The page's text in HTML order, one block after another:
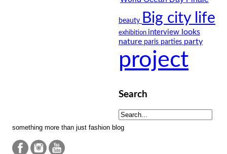
beauty Big city life
exhibition interview looks
nature paris parties party
project
Search
something more than just fashion blog